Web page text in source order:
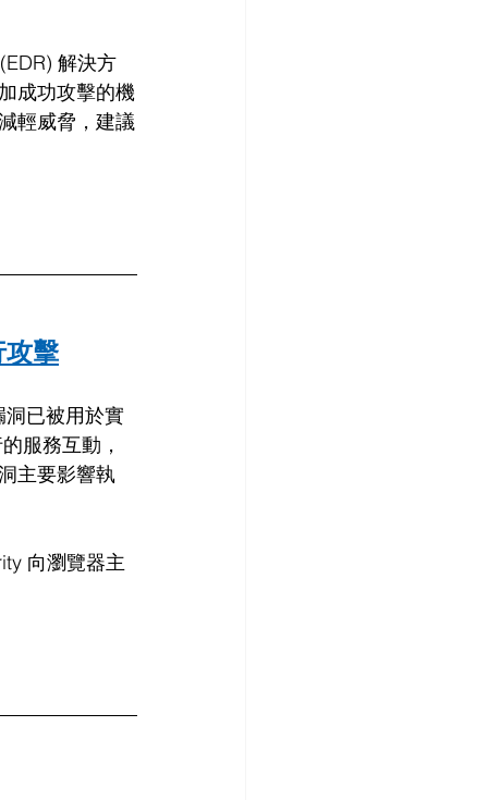
解決方
成功攻擊的機
輕威脅，建議
擊
洞已被用於實
服務互動，
主要影響執
向瀏覽器主